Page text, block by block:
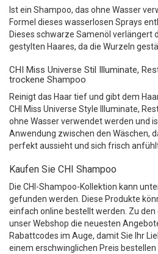
Ist ein Shampoo, das ohne Wasser
Formel dieses wasserlosen Sprays
Dieses schwarze Samenöl verlängert
gestylten Haares, da die Wurzeln
CHI Miss Universe Stil Illuminate,
trockene Shampoo
Reinigt das Haar tief und gibt dem
CHI Miss Universe Style Illuminate,
ohne Wasser verwendet werden und
Anwendung zwischen den Wäschen,
perfekt aussieht und sich frisch
Kaufen Sie CHI Shampoo
Die CHI-Shampoo-Kollektion kann
gefunden werden. Diese Produkte
einfach online bestellt werden. Zu
unser Webshop die neuesten
Rabattcodes im Auge, damit Sie Ihr
einem erschwinglichen Preis bestellen